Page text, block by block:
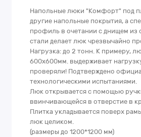
Напольные люки "Комфорт" под
другие напольные покрытия, а
профиль в очетании с днищем из
стали делает люк чрезвычайно
Нагрузка: до 2 тонн. К примеру,
600х600мм. выдерживает
проверяли! Подтверждено
технологическими испытаниями.
Люк открывается с помощью
ввинчивающейся в отверстие в
Плитка укладывается поверх
люк целиком.
(размеры до 1200*1200 мм)